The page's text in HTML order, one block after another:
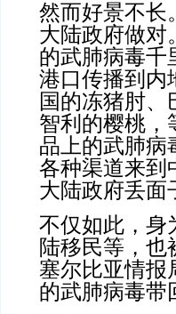
然而好景不长
大陆政府做对
的武肺病毒千
港口传播到内
国的冻猪肘
智利的樱桃，
品上的武肺病
各种渠道来到
大陆政府丢面
不仅如此，身
陆移民等，也
塞尔比亚情报
的武肺病毒带